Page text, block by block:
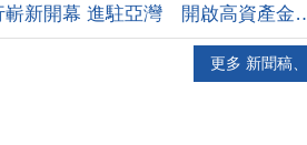
元大銀行亞灣分行嶄新開
更多 新聞稿